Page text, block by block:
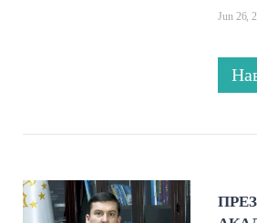
Jun 26,